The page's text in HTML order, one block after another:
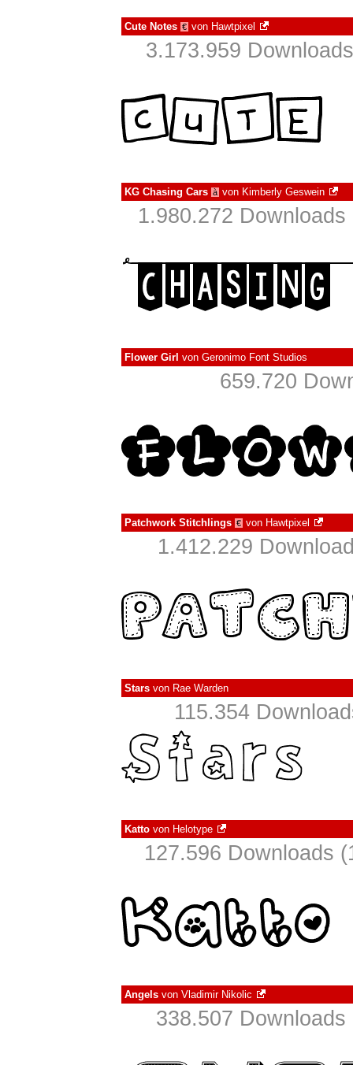
Cute Notes € von Hawtpixel
3.173.959
KG Chasing Cars à von Kimberly Geswein
1.980.272
Flower Girl von Geronimo Font Studios
659.720
Patchwork Stitchlings € von Hawtpixel
1.412.229
Stars von Rae Warden
115.354
Katto von Helotype
127.596 Downloads
Angels von Vladimir Nikolic
338.507